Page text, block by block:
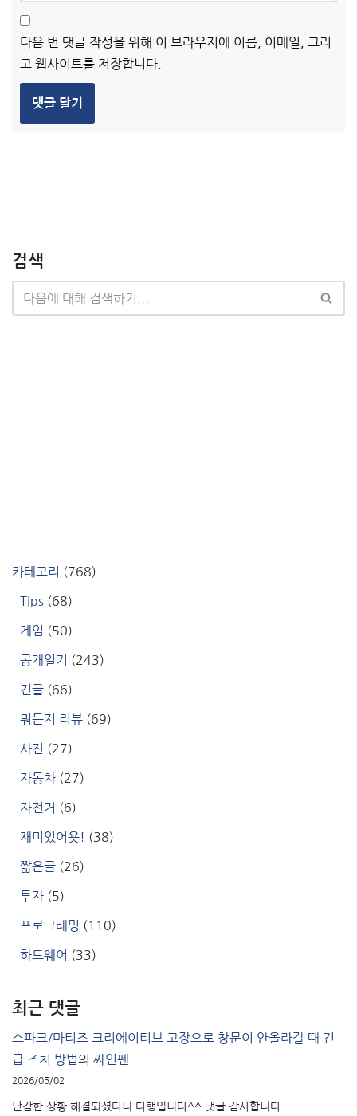
다음 번 댓글 작성을 위해 이 브라우저에 이름, 이메일, 그리
고 웹사이트를 저장합니다.
검색
카테고리 (768)
Tips (68)
게임 (50)
공개일기 (243)
긴글 (66)
뭐든지 리뷰 (69)
사진 (27)
자동차 (27)
자전거 (6)
재미있어욧! (38)
짧은글 (26)
투자 (5)
프로그래밍 (110)
하드웨어 (33)
최근 댓글
스파크/마티즈 크리에이티브 고장으로 창문이 안올라갈 때 긴
급 조치 방법의 싸인펜
2026/05/02
난감한 상황 해결되셨다니 다행입니다^^ 댓글 감사합니다.